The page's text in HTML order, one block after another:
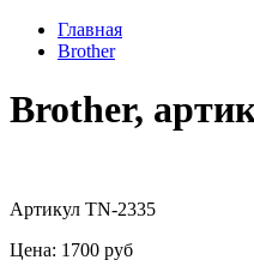
Главная
Brother
Brother,
Артикул TN-2335
Цена: 1700 pуб